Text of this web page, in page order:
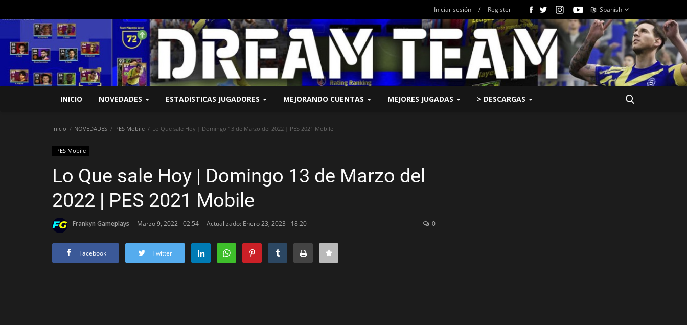
Iniciar sesión / Register Spanish
INICIO NOVEDADES ESTADISTICAS JUGADORES MEJORANDO CUENTAS MEJORES JUGADAS > DESCARGAS
Inicio NOVEDADES PES Mobile Lo Que sale Hoy | Domingo 13 de Marzo del 2022 | PES 2021 Mobile
PES Mobile
Lo Que sale Hoy | Domingo 13 de Marzo del
2022 | PES 2021 Mobile
Frankyn Gameplays Marzo 9, 2022 - 02:54 Actualizado: Enero 23, 2023 - 18:20 0
Facebook Twitter